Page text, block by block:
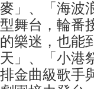
麥」、「海波
型舞台，輪番
的樂迷，也能
天」、「小港
排金曲級歌手